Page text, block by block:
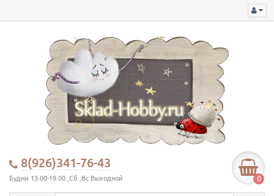
8(926)341-76-43
Будни 13:00-19:00 ,Сб ,Вс Выходной 0